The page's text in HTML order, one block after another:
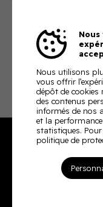
En ajoutant ce
enverrons un devis
Télécharger la
Nous
Nous utilisons
vous offrir
dépôt de
des contenus
informés de nos
et la performance
statistiques.
politique de